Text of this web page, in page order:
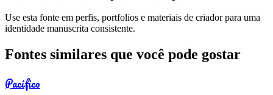
Use esta fonte em perfis, portfolios e materiais de criador para uma
identidade manuscrita consistente.
Fontes similares que você pode gostar
Pacifico